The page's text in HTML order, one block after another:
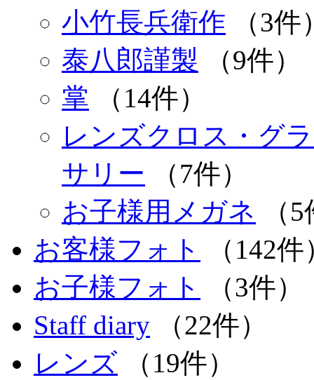
小竹長兵衛作 （3件
泰八郎謹製 （9件）
掌 （14件）
レンズクロス・グ
サリー （7件）
お子様用メガネ
（
お客様フォト
（142件
お子様フォト
（3件）
Staff diary （22件）
レンズ （19件）